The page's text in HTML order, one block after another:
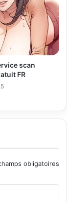
scan
FR
obligatoires